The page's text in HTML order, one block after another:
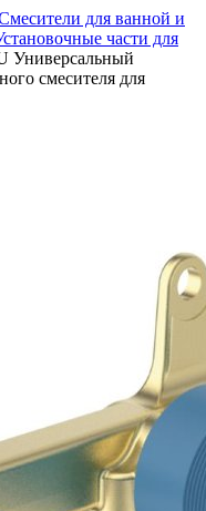
для ванной и
части для
Универсальный
смесителя для